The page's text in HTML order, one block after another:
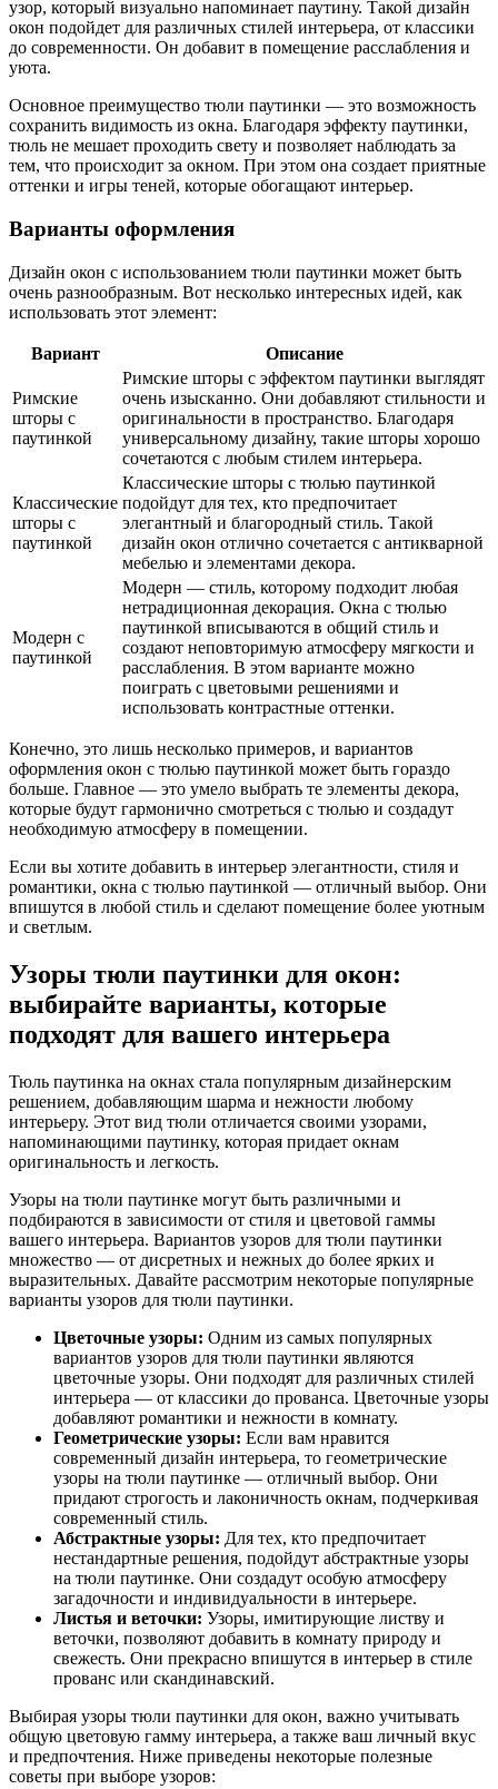
узор, который визуально напоминает паутину. Такой дизайн
окон подойдет для различных стилей интерьера, от классики
до современности. Он добавит в помещение расслабления и
уюта.
Основное преимущество тюли паутинки — это возможность
сохранить видимость из окна. Благодаря эффекту паутинки,
тюль не мешает проходить свету и позволяет наблюдать за
тем, что происходит за окном. При этом она создает приятные
оттенки и игры теней, которые обогащают интерьер.
Варианты оформления
Дизайн окон с использованием тюли паутинки может быть
очень разнообразным. Вот несколько интересных идей, как
использовать этот элемент:
Вариант Описание
Римские
шторы с
паутинкой
Римские шторы с эффектом паутинки выглядят
очень изысканно. Они добавляют стильности и
оригинальности в пространство. Благодаря
универсальному дизайну, такие шторы хорошо
сочетаются с любым стилем интерьера.
Классические
шторы с
паутинкой
Классические шторы с тюлью паутинкой
подойдут для тех, кто предпочитает
элегантный и благородный стиль. Такой
дизайн окон отлично сочетается с антикварной
мебелью и элементами декора.
Модерн с
паутинкой
Модерн — стиль, которому подходит любая
нетрадиционная декорация. Окна с тюлью
паутинкой вписываются в общий стиль и
создают неповторимую атмосферу мягкости и
расслабления. В этом варианте можно
поиграть с цветовыми решениями и
использовать контрастные оттенки.
Конечно, это лишь несколько примеров, и вариантов
оформления окон с тюлью паутинкой может быть гораздо
больше. Главное — это умело выбрать те элементы декора,
которые будут гармонично смотреться с тюлью и создадут
необходимую атмосферу в помещении.
Если вы хотите добавить в интерьер элегантности, стиля и
романтики, окна с тюлью паутинкой — отличный выбор. Они
впишутся в любой стиль и сделают помещение более уютным
и светлым.
Узоры тюли паутинки для окон:
выбирайте варианты, которые
подходят для вашего интерьера
Тюль паутинка на окнах стала популярным дизайнерским
решением, добавляющим шарма и нежности любому
интерьеру. Этот вид тюли отличается своими узорами,
напоминающими паутинку, которая придает окнам
оригинальность и легкость.
Узоры на тюли паутинке могут быть различными и
подбираются в зависимости от стиля и цветовой гаммы
вашего интерьера. Вариантов узоров для тюли паутинки
множество — от дисретных и нежных до более ярких и
выразительных. Давайте рассмотрим некоторые популярные
варианты узоров для тюли паутинки.
Цветочные узоры: Одним из самых популярных
вариантов узоров для тюли паутинки являются
цветочные узоры. Они подходят для различных стилей
интерьера — от классики до прованса. Цветочные узоры
добавляют романтики и нежности в комнату.
Геометрические узоры: Если вам нравится
современный дизайн интерьера, то геометрические
узоры на тюли паутинке — отличный выбор. Они
придают строгость и лаконичность окнам, подчеркивая
современный стиль.
Абстрактные узоры: Для тех, кто предпочитает
нестандартные решения, подойдут абстрактные узоры
на тюли паутинке. Они создадут особую атмосферу
загадочности и индивидуальности в интерьере.
Листья и веточки: Узоры, имитирующие листву и
веточки, позволяют добавить в комнату природу и
свежесть. Они прекрасно впишутся в интерьер в стиле
прованс или скандинавский.
Выбирая узоры тюли паутинки для окон, важно учитывать
общую цветовую гамму интерьера, а также ваш личный вкус
и предпочтения. Ниже приведены некоторые полезные
советы при выборе узоров: